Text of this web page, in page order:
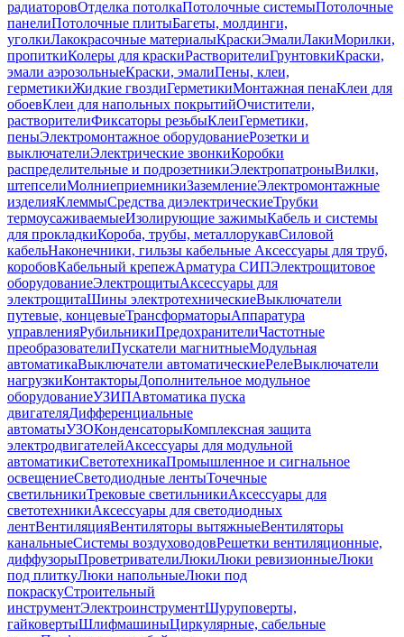
радиаторовОтделка потолкаПотолочные системыПотолочные
панелиПотолочные плитыБагеты, молдинги,
уголкиЛакокрасочные материалыКраскиЭмалиЛакиМорилки,
пропиткиКолеры для краскиРастворителиГрунтовкиКраски,
эмали аэрозольныеКраски, эмалиПены, клеи,
герметикиЖидкие гвоздиГерметикиМонтажная пенаКлеи для
обоевКлеи для напольных покрытийОчистители,
растворителиФиксаторы резьбыКлеиГерметики,
пеныЭлектромонтажное оборудованиеРозетки и
выключателиЭлектрические звонкиКоробки
распределительные и подрозетникиЭлектропатроныВилки,
штепселиМолниеприемникиЗаземлениеЭлектромонтажные
изделияКлеммыСредства диэлектрическиеТрубки
термоусаживаемыеИзолирующие зажимыКабель и системы
для прокладкиКороба, трубы, металлорукавСиловой
кабельНаконечники, гильзы кабельные Аксессуары для труб,
коробовКабельный крепежАрматура СИПЭлектрощитовое
оборудованиеЭлектрощитыАксессуары для
электрощитаШины электротехническиеВыключатели
путевые, концевыеТрансформаторыАппаратура
управленияРубильникиПредохранителиЧастотные
преобразователиПускатели магнитныеМодульная
автоматикаВыключатели автоматическиеРелеВыключатели
нагрузкиКонтакторыДополнительное модульное
оборудованиеУЗИПАвтоматика пуска
двигателяДифференциальные
автоматыУЗОКонденсаторыКомплексная защита
электродвигателейАксессуары для модульной
автоматикиСветотехникаПромышленное и сигнальное
освещениеСветодиодные лентыТочечные
светильникиТрековые светильникиАксессуары для
светотехникиАксессуары для светодиодных
лентВентиляцияВентиляторы вытяжныеВентиляторы
канальныеСистемы воздуховодовРешетки вентиляционные,
диффузорыПроветривателиЛюкиЛюки ревизионныеЛюки
под плиткуЛюки напольныеЛюки под
покраскуСтроительный
инструментЭлектроинструментШуруповерты,
гайковертыШлифмашиныЦиркулярные, сабельные